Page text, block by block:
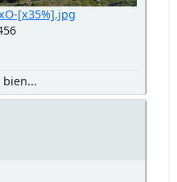
[x35%].jpg